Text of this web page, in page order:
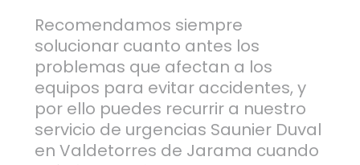
Recomendamos siempre
solucionar cuanto antes los
problemas que afectan a los
equipos para evitar accidentes, y
por ello puedes recurrir a nuestro
servicio de urgencias Saunier Duval
en Valdetorres de Jarama cuando